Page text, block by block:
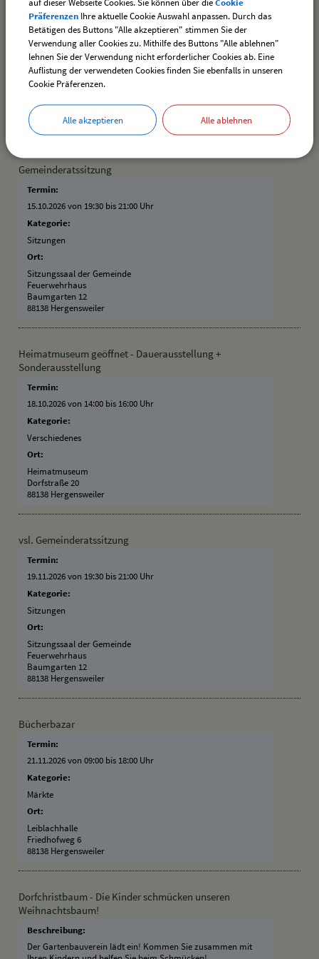
Termin:
07.10.2026–31.10.2026
Kategorie:
Vereine
Ort:
Bahnhofstraße 24
88138 Hergensweiler
Gemeinderatssitzung
Termin:
15.10.2026 von 19:30 bis 21:00 Uhr
Kategorie:
Sitzungen
Ort:
Sitzungssaal der Gemeinde
Feuerwehrhaus
Baumgarten 12
88138 Hergensweiler
Heimatmuseum geöffnet - Dauerausstellung +
Sonderausstellung
Termin:
18.10.2026 von 14:00 bis 16:00 Uhr
Kategorie:
Verschiedenes
Ort:
Heimatmuseum
Dorfstraße 20
88138 Hergensweiler
vsl. Gemeinderatssitzung
Termin:
19.11.2026 von 19:30 bis 21:00 Uhr
Kategorie:
Sitzungen
Ort:
Sitzungssaal der Gemeinde
Feuerwehrhaus
Baumgarten 12
88138 Hergensweiler
Bücherbazar
Termin:
21.11.2026 von 09:00 bis 18:00 Uhr
Kategorie:
Märkte
Ort:
Leiblachhalle
Friedhofweg 6
88138 Hergensweiler
Dorfchristbaum - Die Kinder schmücken unseren
Weihnachtsbaum!
Beschreibung:
Der Gartenbauverein lädt ein! Kommen Sie zusammen mit
Präferenzen Ihre aktuelle Cookie Auswahl anpassen. Durch das
Betätigen des Buttons "Alle akzeptieren" stimmen Sie der
Verwendung aller Cookies zu. Mithilfe des Buttons "Alle ablehnen"
lehnen Sie der Verwendung nicht erforderlicher Cookies ab. Eine
Auflistung der verwendeten Cookies finden Sie ebenfalls in unseren
Cookie Präferenzen.
Alle akzeptieren Alle ablehnen